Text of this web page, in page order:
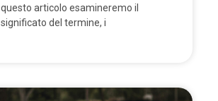
questo articolo esamineremo il
significato del termine, i